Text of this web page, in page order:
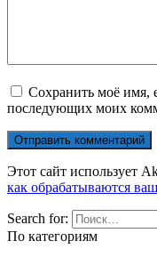
Сохранить моё имя,
последующих моих
Этот сайт использует
как обрабатываются
Search for:
По категориям